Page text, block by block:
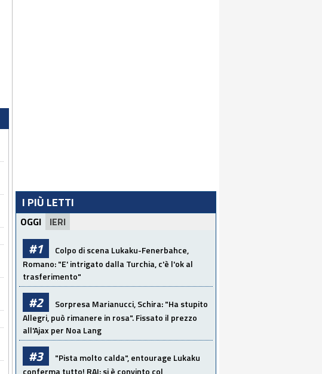
I PIÙ LETTI
OGGI IERI
#1
Colpo di scena Lukaku-Fenerbahce,
Romano: "E' intrigato dalla Turchia, c'è l'ok al
trasferimento"
#2
Sorpresa Marianucci, Schira: "Ha stupito
Allegri, può rimanere in rosa". Fissato il prezzo
all'Ajax per Noa Lang
#3
"Pista molto calda", entourage Lukaku
conferma tutto! RAI: si è convinto col